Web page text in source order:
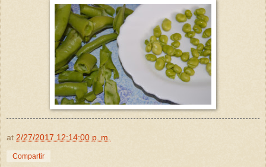
at 2/27/2017 12:14:00 p. m.
Compartir